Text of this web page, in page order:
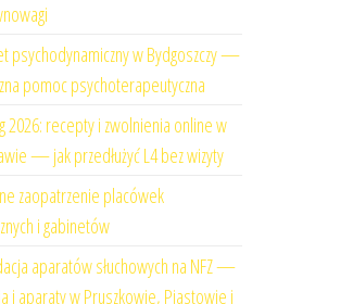
psychodynamiczny w Bydgoszczy —
pomoc psychoterapeutyczna
2026: recepty i zwolnienia online w
— jak przedłużyć L4 bez wizyty
zaopatrzenie placówek
i gabinetów
aparatów słuchowych na NFZ —
i aparaty w Pruszkowie, Piastowie i